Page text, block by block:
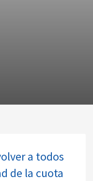
a todos
de la cuota